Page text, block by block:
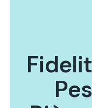
Fidelit
Pes